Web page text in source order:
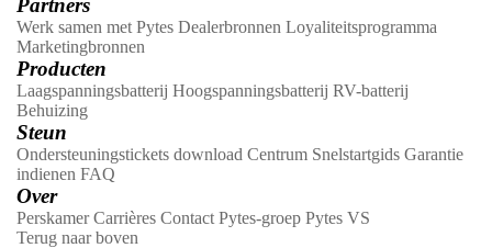
Werk samen met Pytes Dealerbronnen Loyaliteitsprogramma
Marketingbronnen
Producten
Laagspanningsbatterij Hoogspanningsbatterij RV-batterij
Behuizing
Steun
Ondersteuningstickets download Centrum Snelstartgids Garantie
indienen FAQ
Over
Perskamer Carrières Contact Pytes-groep Pytes VS
Terug naar boven